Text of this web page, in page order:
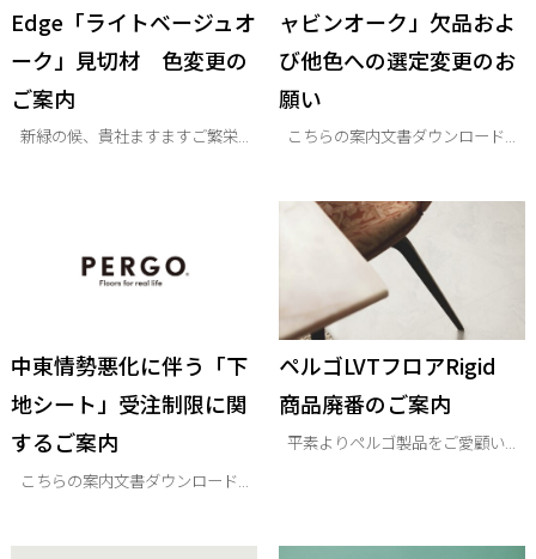
Edge「ライトベージュオ
ーク」見切材 色変更の
ご案内
新緑の候、貴社ますますご繁栄...
ャビンオーク」欠品およ
び他色への選定変更のお
願い
こちらの案内文書ダウンロード...
中東情勢悪化に伴う「下
地シート」受注制限に関
するご案内
こちらの案内文書ダウンロード...
ペルゴLVTフロアRigid
商品廃番のご案内
平素よりペルゴ製品をご愛顧い...